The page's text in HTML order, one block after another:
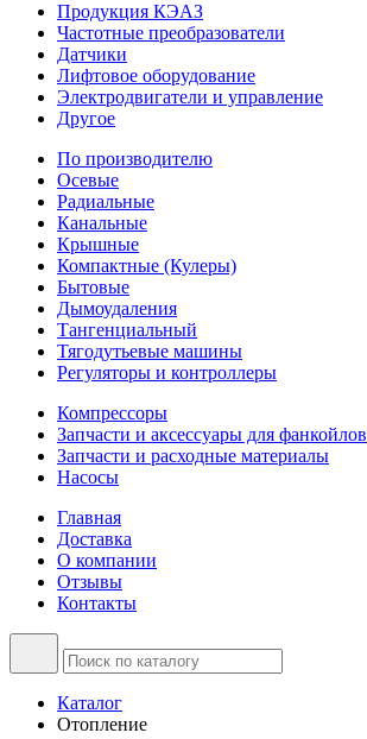
Продукция КЭАЗ
Частотные преобразователи
Датчики
Лифтовое оборудование
Электродвигатели и управление
Другое
По производителю
Осевые
Радиальные
Канальные
Крышные
Компактные (Кулеры)
Бытовые
Дымоудаления
Тангенциальный
Тягодутьевые машины
Регуляторы и контроллеры
Компрессоры
Запчасти и аксессуары для фанкойлов
Запчасти и расходные материалы
Насосы
Главная
Доставка
О компании
Отзывы
Контакты
Каталог
Отопление